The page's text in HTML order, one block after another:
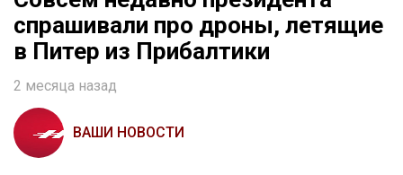
спрашивали про дроны, летящие
в Питер из Прибалтики
2 месяца назад
ВАШИ НОВОСТИ